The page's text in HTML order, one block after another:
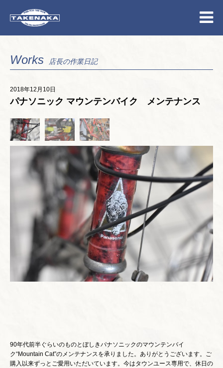
Works 店長の作業日記
2018年12月10日
パナソニック マウンテンバイク メンテナンス
90年代前半ぐらいのものとぼしきパナソニックのマウンテンバイ
ク“Mountain Cat”のメンテナンスを承りました。ありがとうございます。ご
購入以来ずっとご愛用いただいています。今はタウンユース専用で、休日の